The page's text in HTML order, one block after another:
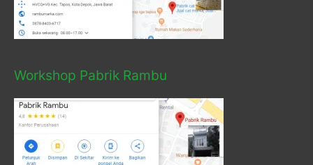
Workshop Pabrik Rambu